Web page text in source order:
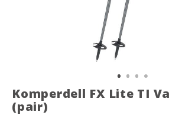
Komperdell FX Lite TI
(pair)